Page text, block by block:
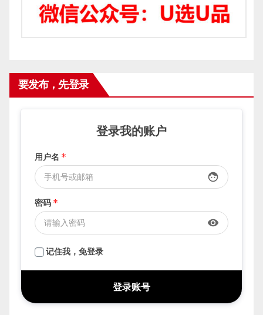
要发布，先登录
登录我的账户
用户名 *
face
密码 *
visibility
记住我，免登录